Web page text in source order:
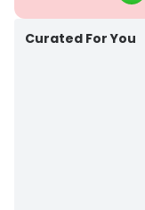
Curated For You